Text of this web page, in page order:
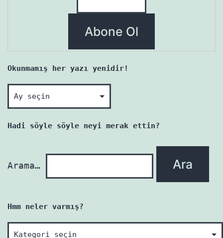
Okunmamış her yazı yenidir!
Okunmamış
her
yazı
Hadi söyle söyle neyi merak ettin?
Arama…
Hmm neler varmış?
Hmm